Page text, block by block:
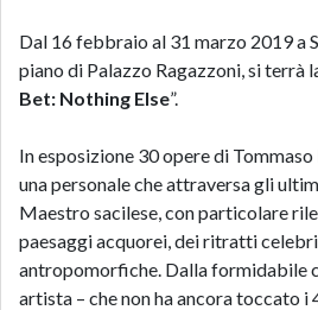
Dal 16 febbraio al 31 marzo 2019 a
piano di Palazzo Ragazzoni, si terrà
Bet: Nothing Else”.
In esposizione 30 opere di
una personale che attraversa gli
Maestro sacilese, con particolare
paesaggi acquorei, dei ritratti
antropomorfiche. Dalla formidabile
artista – che non ha ancora toccato i